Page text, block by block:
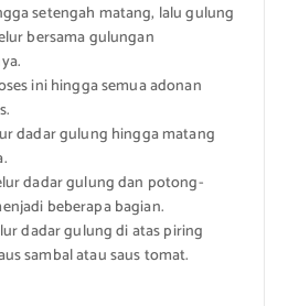
setengah matang, lalu gulung
bersama gulungan
ini hingga semua adonan
dadar gulung hingga matang
dadar gulung dan potong-
beberapa bagian.
dadar gulung di atas piring
sambal atau saus tomat.